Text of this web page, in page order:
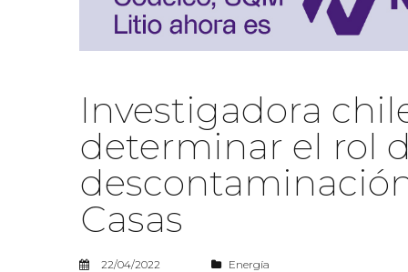
Investigadora
determinar el rol
Casas
22/04/2022 Energía